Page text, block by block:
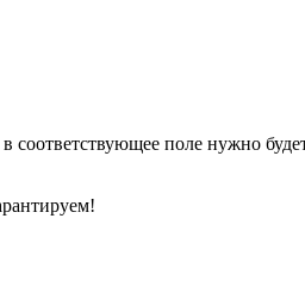
поле нужно